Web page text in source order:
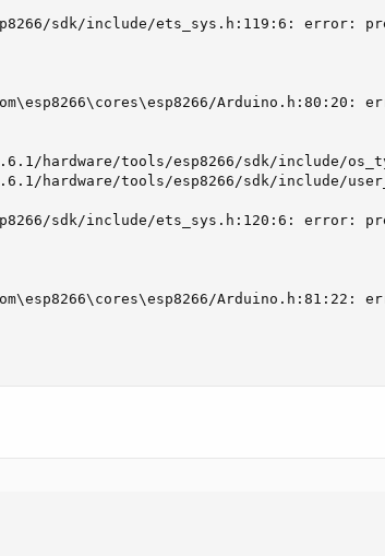
sdk/include/ets_sys.h:119:6:
hardware/tools/esp8266/sdk/include/
hardware/tools/esp8266/sdk/include/
sdk/include/ets_sys.h:120:6: